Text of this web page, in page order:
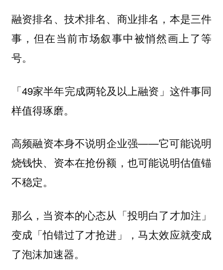
融资排名、技术排名、商业排名，本是三件
事，但在当前市场叙事中被悄然画上了等
号。
「49家半年完成两轮及以上融资」这件事同
样值得琢磨。
高频融资本身不说明企业强——它可能说明
烧钱快、资本在抢份额，也可能说明估值锚
不稳定。
那么，当资本的心态从「投明白了才加注」
变成「怕错过了才抢进」，马太效应就变成
了泡沫加速器。